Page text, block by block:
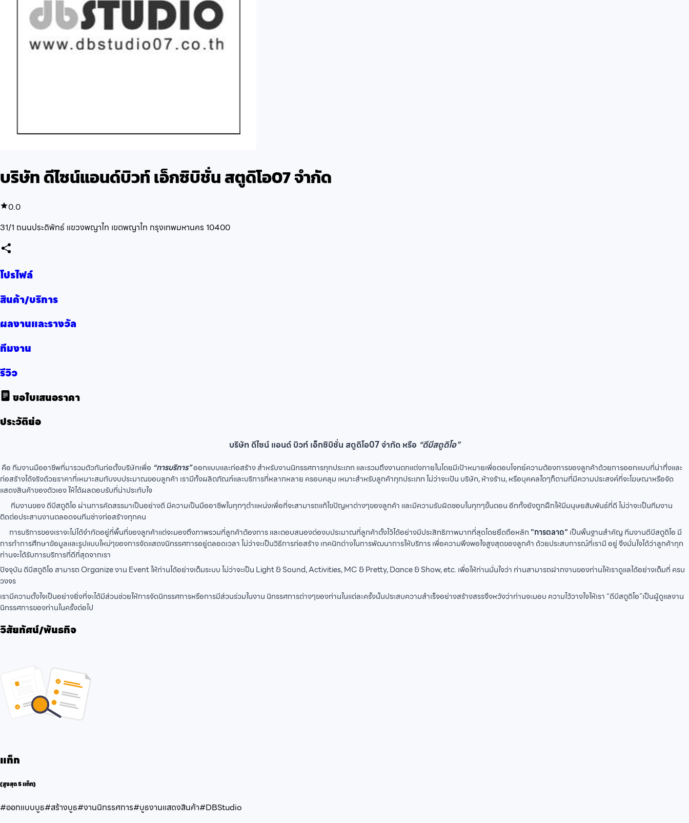
บริษัท ดีไซน์แอนด์บิวท์ เอ็กซิบิชั่น สตูดิโอ07 จำกัด
0.0
31/1 ถนนประดิพัทธ์ แขวงพญาไท เขตพญาไท กรุงเทพมหานคร 10400
โปรไฟล์
สินค้า/บริการ
ผลงานและรางวัล
ทีมงาน
รีวิว
ขอใบเสนอราคา
ประวัติย่อ
บริษัท ดีไซน์ แอนด์ บิวท์ เอ็กซิบิชั่น สตูดิโอ07 จำกัด หรือ “ดีบีสตูดิโอ”
คือ ทีมงานมืออาชีพที่มารวมตัวกันก่อตั้งบริษัทเพื่อ “การบริการ”ออกแบบและก่อสร้าง สำหรับงานนิทรรศการทุกประเภท และรวมถึงงานตกแต่งภายในโดยมีเป้าหมายเพื่อตอบโจทย์ความต้องการของลูกค้าด้วยการออกแบบที่น่าทึ่งและ
ก่อสร้างได้จริงด้วยราคาที่เหมาะสมกับงบประมาณขอบลูกค้า เรามีทั้งผลิตภัณฑ์และบริการที่หลากหลาย ครอบคลุม เหมาะสำหรับลูกค้าทุกประเภท ไม่ว่าจะเป้น บริษัท, ห้างร้าน, หรือบุคคลใดๆก็ตามที่มีความประสงค์ที่จะโฆษณาหรือจัด
แสดงสินค้าของตัวเอง ให้ได้ผลตอบรับที่น่าประทับใจ
ทีมงานของ ดีบีสตูดิโอ ผ่านการคัดสรรมาเป็นอย่างดี มีความเป็นมืออาชีพในทุกๆตำแหน่งเพื่อที่จะสามารถแก้ไขปัญหาต่างๆของลูกค้า และมีความรับผิดชอบในทุกๆขั้นตอน อีกทั้งยังถูกฝึกให้มีมนุษยสัมพันธ์ที่ดี ไม่ว่าจะเป็นทีมงาน
ติดต่อประสานงานตลอดจนทีมช่างก่อสร้างทุกคน
การบริการของเราจะไม่ได้จำกัดอยู่ที่พื้นที่ของลูกค้าแต่จะมองถึงภาพรวมที่ลูกค้าต้องการ และตอบสนองต่องบประมาณที่ลูกค้าตั้งไว้ได้อย่างมีประสิทธิภาพมากที่สุดโดยยึดถือหลัก ”การตลาด” เป็นพิ้นฐานสำคัญ ทีมงานดีบีสตูดิโอ มี
การทำการศึกษาข้อมูลและรูปแบบใหม่ๆของการจัดแสดงนิทรรศการอยู่ตลอดเวลา ไม่ว่าจะเป็นวิธีการก่อสร้าง เทคนิกต่างในการพัฒนาการให้บริการ เพื่อความพึงพอใจสูงสุดของลูกค้า ด้วยประสบการณ์ที่เรามี อยู่ จึงมั่นใจได้ว่าลูกค้าทุก
ท่านจะได้รับการบริการที่ดีที่สุดจากเรา
ปัจจุบัน ดีบีสตูดิโอ สามารถ Organize งาน Event ให้ท่านได้อย่างเต็มระบบ ไม่ว่าจะเป็น Light & Sound, Activities, MC & Pretty, Dance & Show, etc. เพื่อให้ท่านมั่นใจว่า ท่านสามารถฝากงานของท่านให้เราดูแลได้อย่างเต็มที่ ครบ
วงจร
เรามีความตั้งใจเป็นอย่างยิ่งที่จะได้มีส่วนช่วยให้การจัดนิทรรศการหรือการมีส่วนร่วมในงาน นิทรรศการต่างๆของท่านในแต่ละครั้งนั้นประสบความสำเร็จอย่างสร้างสรรจึงหวังว่าท่านจะมอบ ความไว้วางใจให้เรา “ดีบีสตูดิโอ”เป็นผู้ดูแลงาน
นิทรรศการของท่านในครั้งต่อไป
วิสัยทัศน์/พันธกิจ
แท็ก
(สูงสุด 5 แท็ก)
#ออกแบบบูธ#สร้างบูธ#งานนิทรรศการ#บูธงานแสดงสินค้า#DBStudio